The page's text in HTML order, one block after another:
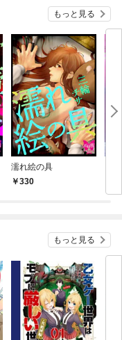
もっと見る
濡れ絵の具
330
もっと見る